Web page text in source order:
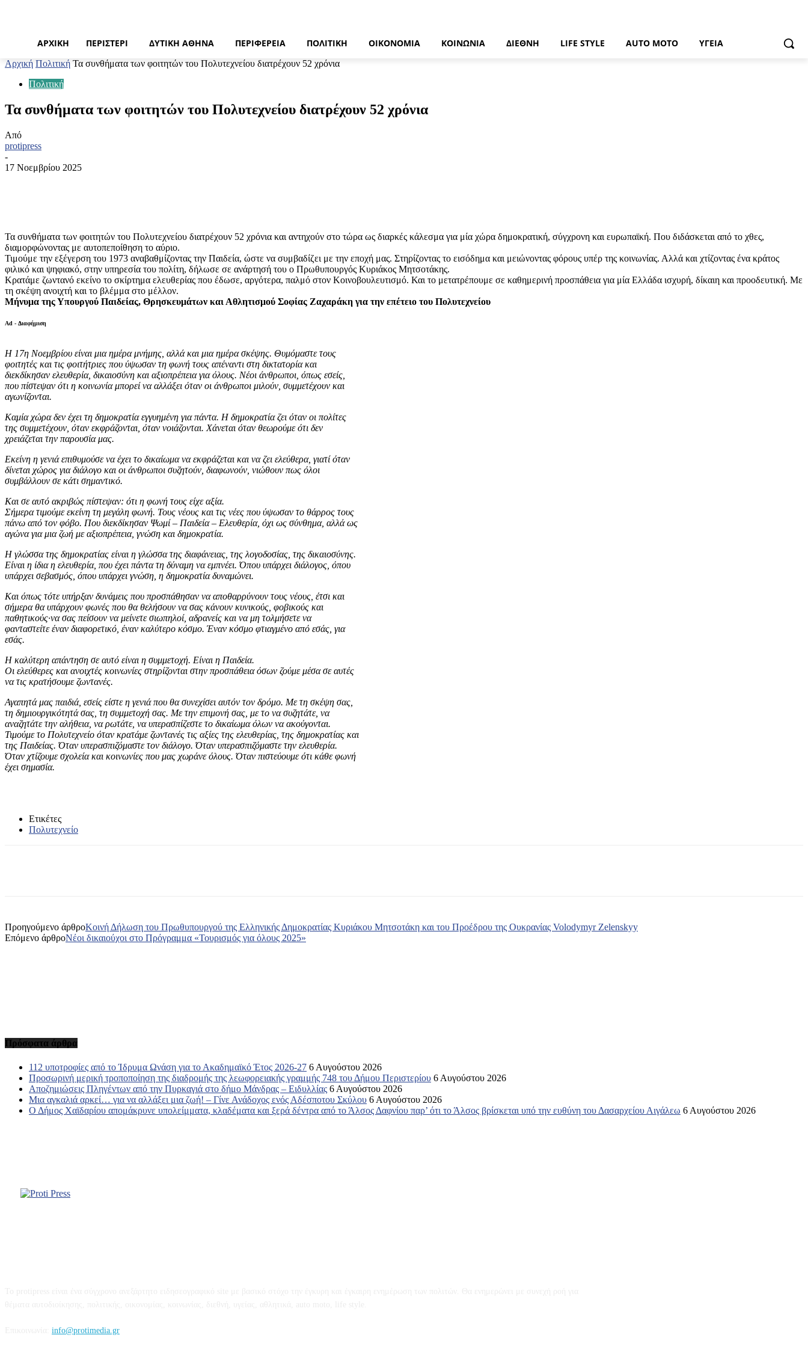
ΑΡΧΙΚΉ ΠΕΡΙΣΤΈΡΙ ΔΥΤΙΚΉ ΑΘΉΝΑ ΠΕΡΙΦΈΡΕΙΑ ΠΟΛΙΤΙΚΉ ΟΙΚΟΝΟΜΊΑ ΚΟΙΝΩΝΊΑ ΔΙΕΘΝΉ LIFE STYLE AUTO MOTO ΥΓΕΊΑ
Αρχική Πολιτική Τα συνθήματα των φοιτητών του Πολυτεχνείου διατρέχουν 52 χρόνια
Πολιτική
Τα συνθήματα των φοιτητών του Πολυτεχνείου διατρέχουν 52 χρόνια
Από
protipress
-
17 Νοεμβρίου 2025
Τα συνθήματα των φοιτητών του Πολυτεχνείου διατρέχουν 52 χρόνια και αντηχούν στο τώρα ως διαρκές κάλεσμα για μία χώρα δημοκρατική, σύγχρονη και ευρωπαϊκή. Που διδάσκεται από το χθες,
διαμορφώνοντας με αυτοπεποίθηση το αύριο.
Τιμούμε την εξέγερση του 1973 αναβαθμίζοντας την Παιδεία, ώστε να συμβαδίζει με την εποχή μας. Στηρίζοντας το εισόδημα και μειώνοντας φόρους υπέρ της κοινωνίας. Αλλά και χτίζοντας ένα κράτος
φιλικό και ψηφιακό, στην υπηρεσία του πολίτη, δήλωσε σε ανάρτησή του ο Πρωθυπουργός Κυριάκος Μητσοτάκης.
Κρατάμε ζωντανό εκείνο το σκίρτημα ελευθερίας που έδωσε, αργότερα, παλμό στον Κοινοβουλευτισμό. Και το μετατρέπουμε σε καθημερινή προσπάθεια για μία Ελλάδα ισχυρή, δίκαιη και προοδευτική. Με
τη σκέψη ανοιχτή και το βλέμμα στο μέλλον.
Μήνυμα της Υπουργού Παιδείας, Θρησκευμάτων και Αθλητισμού Σοφίας Ζαχαράκη για την επέτειο του Πολυτεχνείου
Ad - Διαφήμιση
Η 17η Νοεμβρίου είναι μια ημέρα μνήμης, αλλά και μια ημέρα σκέψης. Θυμόμαστε τους
φοιτητές και τις φοιτήτριες που ύψωσαν τη φωνή τους απέναντι στη δικτατορία και
διεκδίκησαν ελευθερία, δικαιοσύνη και αξιοπρέπεια για όλους. Νέοι άνθρωποι, όπως εσείς,
που πίστεψαν ότι η κοινωνία μπορεί να αλλάξει όταν οι άνθρωποι μιλούν, συμμετέχουν και
αγωνίζονται.
Καμία χώρα δεν έχει τη δημοκρατία εγγυημένη για πάντα. Η δημοκρατία ζει όταν οι πολίτες
της συμμετέχουν, όταν εκφράζονται, όταν νοιάζονται. Χάνεται όταν θεωρούμε ότι δεν
χρειάζεται την παρουσία μας.
Εκείνη η γενιά επιθυμούσε να έχει το δικαίωμα να εκφράζεται και να ζει ελεύθερα, γιατί όταν
δίνεται χώρος για διάλογο και οι άνθρωποι συζητούν, διαφωνούν, νιώθουν πως όλοι
συμβάλλουν σε κάτι σημαντικό.
Και σε αυτό ακριβώς πίστεψαν: ότι η φωνή τους είχε αξία.
Σήμερα τιμούμε εκείνη τη μεγάλη φωνή. Τους νέους και τις νέες που ύψωσαν το θάρρος τους
πάνω από τον φόβο. Που διεκδίκησαν Ψωμί – Παιδεία – Ελευθερία, όχι ως σύνθημα, αλλά ως
αγώνα για μια ζωή με αξιοπρέπεια, γνώση και δημοκρατία.
Η γλώσσα της δημοκρατίας είναι η γλώσσα της διαφάνειας, της λογοδοσίας, της δικαιοσύνης.
Είναι η ίδια η ελευθερία, που έχει πάντα τη δύναμη να εμπνέει. Όπου υπάρχει διάλογος, όπου
υπάρχει σεβασμός, όπου υπάρχει γνώση, η δημοκρατία δυναμώνει.
Και όπως τότε υπήρξαν δυνάμεις που προσπάθησαν να αποθαρρύνουν τους νέους, έτσι και
σήμερα θα υπάρχουν φωνές που θα θελήσουν να σας κάνουν κυνικούς, φοβικούς και
παθητικούς·να σας πείσουν να μείνετε σιωπηλοί, αδρανείς και να μη τολμήσετε να
φανταστείτε έναν διαφορετικό, έναν καλύτερο κόσμο. Έναν κόσμο φτιαγμένο από εσάς, για
εσάς.
Η καλύτερη απάντηση σε αυτό είναι η συμμετοχή. Είναι η Παιδεία.
Οι ελεύθερες και ανοιχτές κοινωνίες στηρίζονται στην προσπάθεια όσων ζούμε μέσα σε αυτές
να τις κρατήσουμε ζωντανές.
Αγαπητά μας παιδιά, εσείς είστε η γενιά που θα συνεχίσει αυτόν τον δρόμο. Με τη σκέψη σας,
τη δημιουργικότητά σας, τη συμμετοχή σας. Με την επιμονή σας, με το να συζητάτε, να
αναζητάτε την αλήθεια, να ρωτάτε, να υπερασπίζεστε το δικαίωμα όλων να ακούγονται.
Τιμούμε το Πολυτεχνείο όταν κρατάμε ζωντανές τις αξίες της ελευθερίας, της δημοκρατίας και
της Παιδείας. Όταν υπερασπιζόμαστε τον διάλογο. Όταν υπερασπιζόμαστε την ελευθερία.
Όταν χτίζουμε σχολεία και κοινωνίες που μας χωράνε όλους. Όταν πιστεύουμε ότι κάθε φωνή
έχει σημασία.
Ετικέτες
Πολυτεχνείο
Προηγούμενο άρθροKοινή Δήλωση του Πρωθυπουργού της Ελληνικής Δημοκρατίας Κυριάκου Μητσοτάκη και του Προέδρου της Ουκρανίας Volodymyr Zelenskyy
Επόμενο άρθροΝέοι δικαιούχοι στο Πρόγραμμα «Τουρισμός για όλους 2025»
Πρόσφατα άρθρα
112 υποτροφίες από το Ίδρυμα Ωνάση για το Ακαδημαϊκό Έτος 2026-27 6 Αυγούστου 2026
Προσωρινή μερική τροποποίηση της διαδρομής της λεωφορειακής γραμμής 748 του Δήμου Περιστερίου 6 Αυγούστου 2026
Αποζημιώσεις Πληγέντων από την Πυρκαγιά στο δήμο Μάνδρας – Ειδυλλίας 6 Αυγούστου 2026
Μια αγκαλιά αρκεί… για να αλλάξει μια ζωή! – Γίνε Ανάδοχος ενός Αδέσποτου Σκύλου 6 Αυγούστου 2026
Ο Δήμος Χαϊδαρίου απομάκρυνε υπολείμματα, κλαδέματα και ξερά δέντρα από το Άλσος Δαφνίου παρ’ ότι το Άλσος βρίσκεται υπό την ευθύνη του Δασαρχείου Αιγάλεω 6 Αυγούστου 2026
info@protimedia.gr